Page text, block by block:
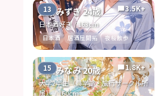
13 chat_bubble3.5K+
桜井みずき 24歳
日本酒好き / 163cm
日本酒 居酒屋開拓 夜桜散歩
15 chat_bubble1.8K+
😄
夏目みなみ 20歳
大学2年生（農学部・旅行サークル所
属） / 160cm